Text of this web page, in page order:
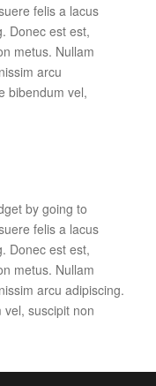
felis a lacus
Donec est est,
metus. Nullam
arcu
bibendum vel,
by going to
felis a lacus
Donec est est,
metus. Nullam
arcu adipiscing.
suscipit non